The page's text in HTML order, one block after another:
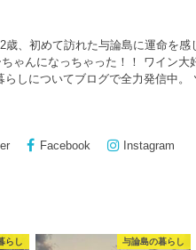
、初めて訪れた与論島に運命を感
ゃんになっちゃった！！ ワイン大
しについてブログで全力発信中。
Facebook Instagram
らし 与論島の暮らし